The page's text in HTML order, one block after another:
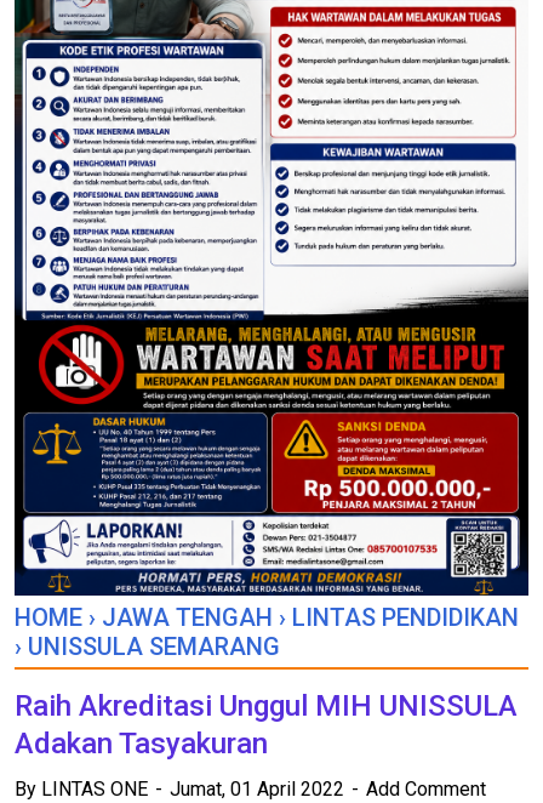
HOME › JAWA TENGAH › LINTAS PENDIDIKAN
› UNISSULA SEMARANG
Raih Akreditasi Unggul MIH UNISSULA
Adakan Tasyakuran
By LINTAS ONE Jumat, 01 April 2022 Add Comment